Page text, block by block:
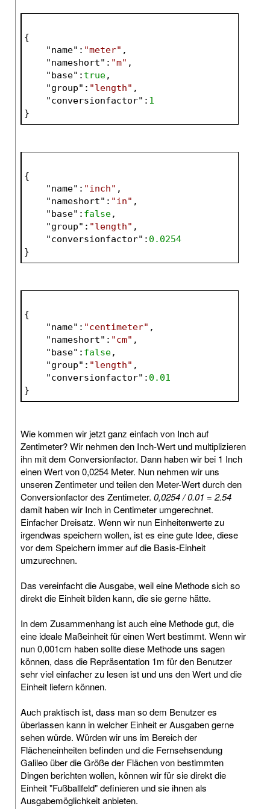
{
    "
name": "meter" ,
    "
nameshort": "m" ,
    "
base": true,
    "
group": "length" ,
    "
conversionfactor": 1
}
{
    "
name": "inch" ,
    "
nameshort": "in" ,
    "
base": false,
    "
group": "length" ,
    "
conversionfactor": 0.0254
}
{
    "
name": "centimeter" ,
    "
nameshort": "cm" ,
    "
base": false,
    "
group": "length" ,
    "
conversionfactor": 0.01
}
Wie kommen wir jetzt ganz einfach von Inch auf
Zentimeter? Wir nehmen den Inch-Wert und multiplizieren
ihn mit dem Conversionfactor. Dann haben wir bei 1 Inch
einen Wert von 0,0254 Meter. Nun nehmen wir uns
unseren Zentimeter und teilen den Meter-Wert durch den
Conversionfactor des Zentimeter. 0,0254 / 0.01 = 2.54
damit haben wir Inch in Centimeter umgerechnet.
Einfacher Dreisatz. Wenn wir nun Einheitenwerte zu
irgendwas speichern wollen, ist es eine gute Idee, diese
vor dem Speichern immer auf die Basis-Einheit
umzurechnen.
Das vereinfacht die Ausgabe, weil eine Methode sich so
direkt die Einheit bilden kann, die sie gerne hätte.
In dem Zusammenhang ist auch eine Methode gut, die
eine ideale Maßeinheit für einen Wert bestimmt. Wenn wir
nun 0,001cm haben sollte diese Methode uns sagen
können, dass die Repräsentation 1m für den Benutzer
sehr viel einfacher zu lesen ist und uns den Wert und die
Einheit liefern können.
Auch praktisch ist, dass man so dem Benutzer es
überlassen kann in welcher Einheit er Ausgaben gerne
sehen würde. Würden wir uns im Bereich der
Flächeneinheiten befinden und die Fernsehsendung
Galileo über die Größe der Flächen von bestimmten
Dingen berichten wollen, können wir für sie direkt die
Einheit "Fußballfeld" definieren und sie ihnen als
Ausgabemöglichkeit anbieten.